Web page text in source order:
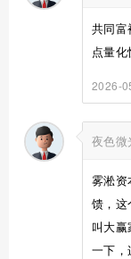
共同富
点量
2026-
夜色微
雾淞资
馈，这
叫大
一下